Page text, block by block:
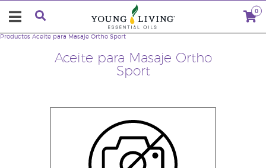
0
Aceite para Masaje Ortho
Sport
Productos Aceite para Masaje Ortho Sport